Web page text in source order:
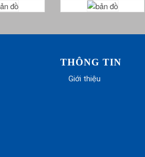
THÔNG TIN
Giới thiệu